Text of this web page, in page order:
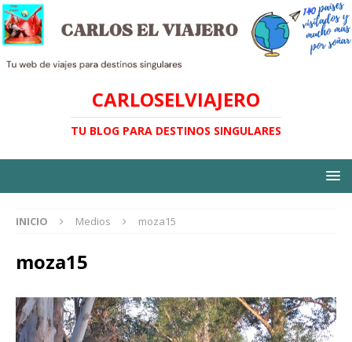
CARLOSELVIAJERO
TU BLOG PARA DESTINOS SINGULARES
INICIO Medios moza15
moza15